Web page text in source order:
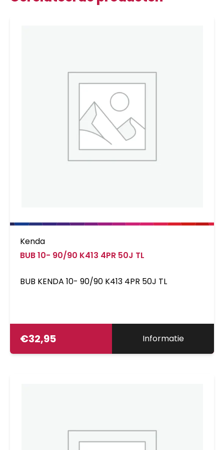
Kenda
BUB 10- 90/90 K413 4PR 50J TL
BUB KENDA 10- 90/90 K413 4PR 50J TL
€32,95 Informatie